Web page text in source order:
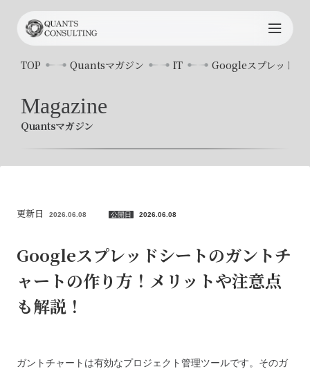
TOP
Quants について
サービス内容
コンサルタント
お知らせ
Quantsマガジン
TOP Quantsマガジン IT Googleスプレッドシ
Magazine
Quantsマガジン
更新日 2026.06.08 公開日 2026.06.08
Googleスプレッドシートのガントチ
ャートの作り方！メリットや注意点
も解説！
ガントチャートは有効なプロジェクト管理ツールです。そのガ